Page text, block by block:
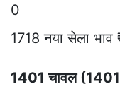
0
1718 नया सेला
1401 चावल